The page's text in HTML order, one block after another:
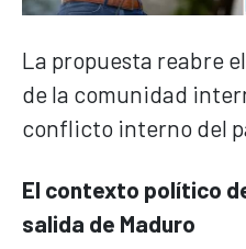
La propuesta reabre
de la comunidad
conflicto interno del
El contexto político
salida de Maduro